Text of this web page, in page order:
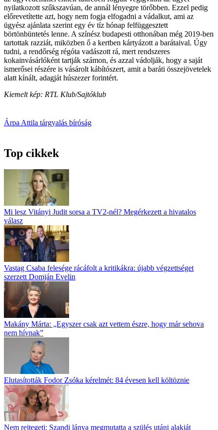
nyilatkozott szűkszavúan, de annál lényegre törőbben. Ezzel pedig
előrevetítette azt, hogy nem fogja elfogadni a vádalkut, ami az
ügyész ajánlata szerint egy év tíz hónap felfüggesztett
börtönbüntetés lenne. A színész budapesti otthonában még 2019-ben
tartottak razziát, miközben ő a kertben kártyázott a barátaival. Úgy
tudni, a rendőrség régóta vadászott rá, mert rendszeres
kokainvásárlóként tartják számon, és azzal vádolják, hogy a saját
ismerősei részére is vásárolt kábítószert, amit a baráti összejövetelek
alatt kínált, adagját húszezer forintért.
Kiemelt kép: RTL Klub/Sajtóklub
Árpa Attila tárgyalás bíróság
Top cikkek
Mi lesz Vitányi Judit sorsa a TV2-nél? Megérkezett a hivatalos
válasz
Vastag Csaba felesége rácáfolt a kritikákra: újabb végzettséget
szerzett Domján Evelin
Makány Márta: „Egyszer csak azt vettem észre, hogy már sehova
nem hívnak”
Elutasították Fodor Zsóka kérelmét: 84 évesen kell költöznie
Nem rejtegeti: Szandi lánya megmutatta a szülés utáni alakját